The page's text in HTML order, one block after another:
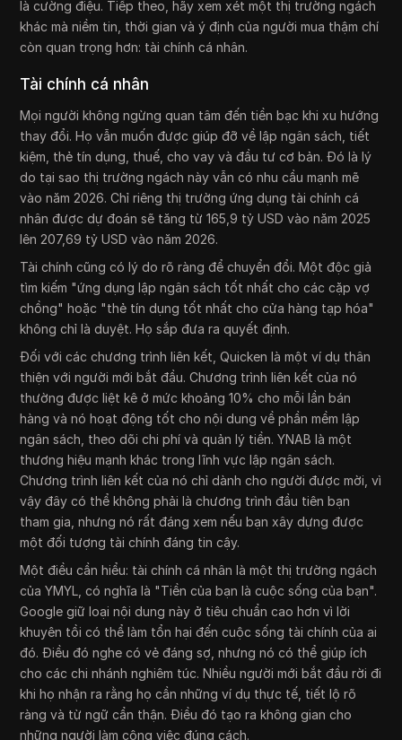
là cường điệu. Tiếp theo, hãy xem xét một thị trường ngách
khác mà niềm tin, thời gian và ý định của người mua thậm chí
còn quan trọng hơn: tài chính cá nhân.
Tài chính cá nhân
Mọi người không ngừng quan tâm đến tiền bạc khi xu hướng
thay đổi. Họ vẫn muốn được giúp đỡ về lập ngân sách, tiết
kiệm, thẻ tín dụng, thuế, cho vay và đầu tư cơ bản. Đó là lý
do tại sao thị trường ngách này vẫn có nhu cầu mạnh mẽ
vào năm 2026. Chỉ riêng thị trường ứng dụng tài chính cá
nhân được dự đoán sẽ tăng từ 165,9 tỷ USD vào năm 2025
lên 207,69 tỷ USD vào năm 2026.
Tài chính cũng có lý do rõ ràng để chuyển đổi. Một độc giả
tìm kiếm "ứng dụng lập ngân sách tốt nhất cho các cặp vợ
chồng" hoặc "thẻ tín dụng tốt nhất cho cửa hàng tạp hóa"
không chỉ là duyệt. Họ sắp đưa ra quyết định.
Đối với các chương trình liên kết, Quicken là một ví dụ thân
thiện với người mới bắt đầu. Chương trình liên kết của nó
thường được liệt kê ở mức khoảng 10% cho mỗi lần bán
hàng và nó hoạt động tốt cho nội dung về phần mềm lập
ngân sách, theo dõi chi phí và quản lý tiền. YNAB là một
thương hiệu mạnh khác trong lĩnh vực lập ngân sách.
Chương trình liên kết của nó chỉ dành cho người được mời, vì
vậy đây có thể không phải là chương trình đầu tiên bạn
tham gia, nhưng nó rất đáng xem nếu bạn xây dựng được
một đối tượng tài chính đáng tin cậy.
Một điều cần hiểu: tài chính cá nhân là một thị trường ngách
của YMYL, có nghĩa là "Tiền của bạn là cuộc sống của bạn".
Google giữ loại nội dung này ở tiêu chuẩn cao hơn vì lời
khuyên tồi có thể làm tổn hại đến cuộc sống tài chính của ai
đó. Điều đó nghe có vẻ đáng sợ, nhưng nó có thể giúp ích
cho các chi nhánh nghiêm túc. Nhiều người mới bắt đầu rời đi
khi họ nhận ra rằng họ cần những ví dụ thực tế, tiết lộ rõ
ràng và từ ngữ cẩn thận. Điều đó tạo ra không gian cho
những người làm công việc đúng cách.